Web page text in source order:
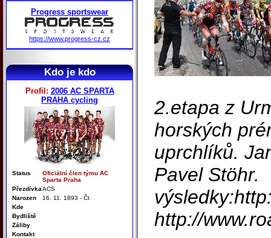
Progress sportswear
https://www.progress-cz.cz
Kdo je kdo
Profil: 2006 AC SPARTA
PRAHA cycling
Status
Oficiální člen týmu AC
Sparta Praha
PřezdívkaACS
Narozen
16. 11. 1893 - Čt
Kde
Bydliště
Záliby
Kontakt
2.etapa z
horských
uprchlíků.
Pavel Stöhr.
http://